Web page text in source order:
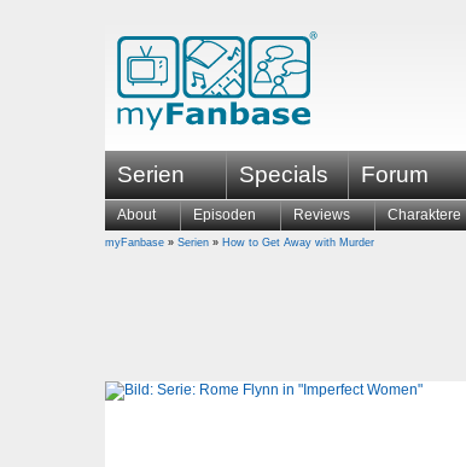
Serien Specials Forum
About Episoden Reviews Charaktere
myFanbase » Serien » How to Get Away with Murder